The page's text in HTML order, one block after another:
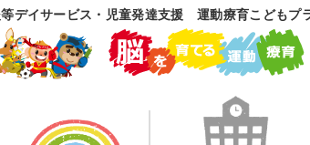
デイサービス・児童発達支援 運動療育こどもプ